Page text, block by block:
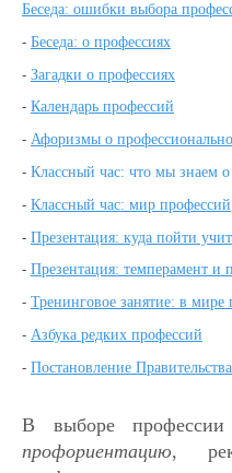
Беседа: ошибки выбора
- Беседа: о профессиях
- Загадки о профессиях
- Календарь профессий
- Афоризмы о
- Классный час: что мы знаем
- Классный час: мир профессий
- Презентация: куда пойти
- Презентация: темперамент и
- Тренинговое занятие: в мире
- Азбука редких профессий
- Постановление
В выборе
профориентацию,